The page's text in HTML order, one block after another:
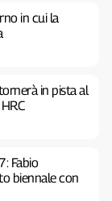
in cui la
in pista al
Fabio
biennale con